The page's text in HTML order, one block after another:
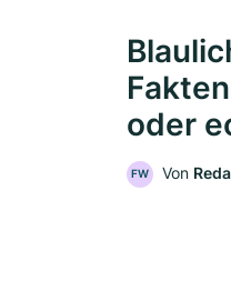
oder
FW Von